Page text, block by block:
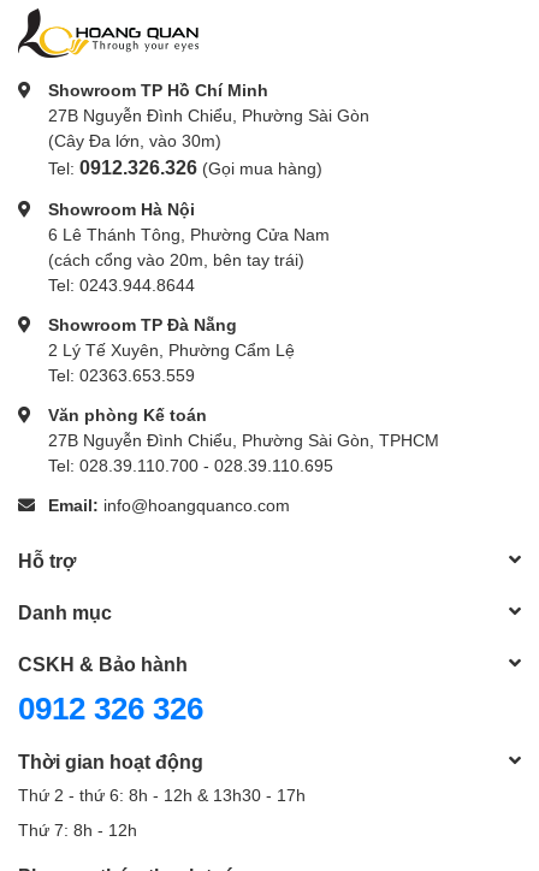
Showroom TP Hồ Chí Minh
27B Nguyễn Đình Chiểu, Phường Sài Gòn
(Cây Đa lớn, vào 30m)
Tel: 0912.326.326 (Gọi mua hàng)
Showroom Hà Nội
6 Lê Thánh Tông, Phường Cửa Nam
(cách cổng vào 20m, bên tay trái)
Tel: 0243.944.8644
Showroom TP Đà Nẵng
2 Lý Tế Xuyên, Phường Cẩm Lệ
Tel: 02363.653.559
Văn phòng Kế toán
27B Nguyễn Đình Chiểu, Phường Sài Gòn, TPHCM
Tel: 028.39.110.700 - 028.39.110.695
Email: info@hoangquanco.com
Hỗ trợ
Danh mục
CSKH & Bảo hành
0912 326 326
Thời gian hoạt động
Thứ 2 - thứ 6: 8h - 12h & 13h30 - 17h
Thứ 7: 8h - 12h